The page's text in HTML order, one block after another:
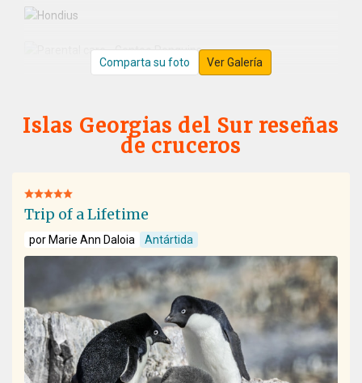
Comparta su foto Ver Galería
Islas Georgias del Sur reseñas
de cruceros
Trip of a Lifetime
por Marie Ann Daloia Antártida